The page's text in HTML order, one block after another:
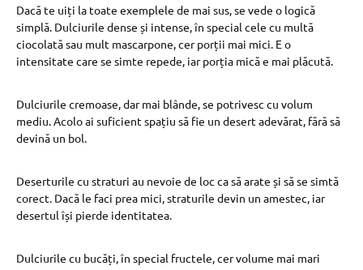
Dacă te uiți la toate exemplele de mai sus, se vede o logică
simplă. Dulciurile dense și intense, în special cele cu multă
ciocolată sau mult mascarpone, cer porții mai mici. E o
intensitate care se simte repede, iar porția mică e mai plăcută.
Dulciurile cremoase, dar mai blânde, se potrivesc cu volum
mediu. Acolo ai suficient spațiu să fie un desert adevărat, fără să
devină un bol.
Deserturile cu straturi au nevoie de loc ca să arate și să se simtă
corect. Dacă le faci prea mici, straturile devin un amestec, iar
desertul își pierde identitatea.
Dulciurile cu bucăți, în special fructele, cer volume mai mari